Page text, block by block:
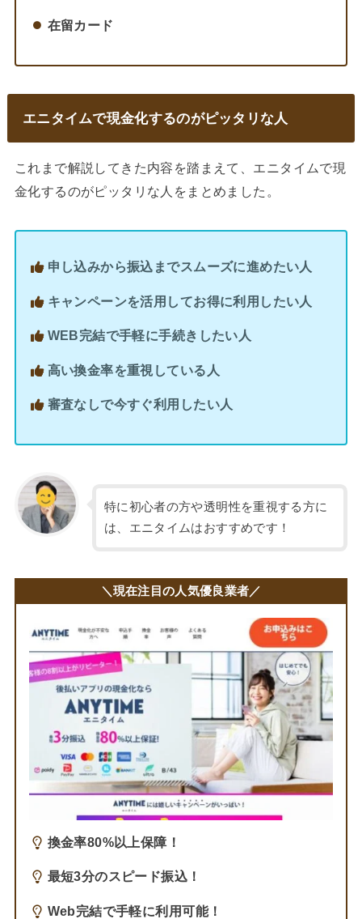
在留カード
エニタイムで現金化するのがピッタリな人
これまで解説してきた内容を踏まえて、エニタイムで現
金化するのがピッタリな人をまとめました。
申し込みから振込までスムーズに進めたい人
キャンペーンを活用してお得に利用したい人
WEB完結で手軽に手続きしたい人
高い換金率を重視している人
審査なしで今すぐ利用したい人
特に初心者の方や透明性を重視する方に
は、エニタイムはおすすめです！
＼現在注目の人気優良業者／
換金率80%以上保障！
最短3分のスピード振込！
Web完結で手軽に利用可能！